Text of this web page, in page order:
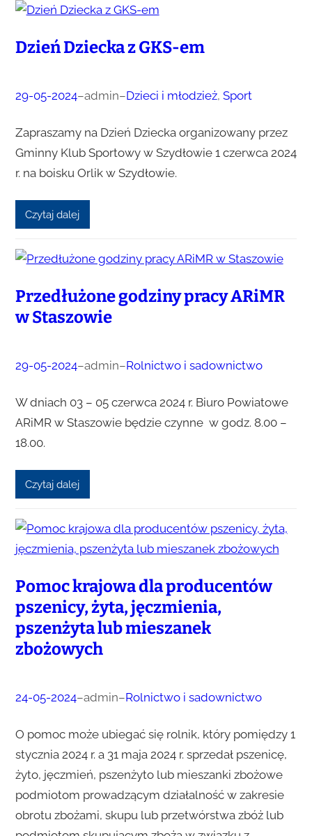
Dzień Dziecka z GKS-em
29-05-2024–admin–Dzieci i młodzież, Sport
Zapraszamy na Dzień Dziecka organizowany przez
Gminny Klub Sportowy w Szydłowie 1 czerwca 2024
r. na boisku Orlik w Szydłowie.
Czytaj dalej
Przedłużone godziny pracy ARiMR
w Staszowie
29-05-2024–admin–Rolnictwo i sadownictwo
W dniach 03 – 05 czerwca 2024 r. Biuro Powiatowe
ARiMR w Staszowie będzie czynne w godz. 8.00 –
18.00.
Czytaj dalej
Pomoc krajowa dla producentów
pszenicy, żyta, jęczmienia,
pszenżyta lub mieszanek
zbożowych
24-05-2024–admin–Rolnictwo i sadownictwo
O pomoc może ubiegać się rolnik, który pomiędzy 1
stycznia 2024 r. a 31 maja 2024 r. sprzedał pszenicę,
żyto, jęczmień, pszenżyto lub mieszanki zbożowe
podmiotom prowadzącym działalność w zakresie
obrotu zbożami, skupu lub przetwórstwa zbóż lub